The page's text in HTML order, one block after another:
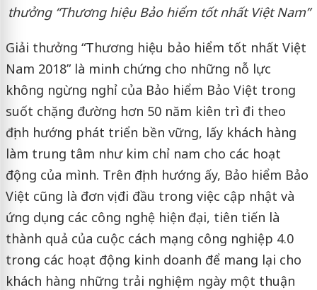
thưởng “Thương hiệu Bảo hiểm tốt nhất Việt Nam”
Giải thưởng “Thương hiệu bảo hiểm tốt nhất Việt
Nam 2018” là minh chứng cho những nỗ lực
không ngừng nghỉ của Bảo hiểm Bảo Việt trong
suốt chặng đường hơn 50 năm kiên trì đi theo
định hướng phát triển bền vững, lấy khách hàng
làm trung tâm như kim chỉ nam cho các hoạt
động của mình. Trên định hướng ấy, Bảo hiểm Bảo
Việt cũng là đơn vị đi đầu trong việc cập nhật và
ứng dụng các công nghệ hiện đại, tiên tiến là
thành quả của cuộc cách mạng công nghiệp 4.0
trong các hoạt động kinh doanh để mang lại cho
khách hàng những trải nghiệm ngày một thuận